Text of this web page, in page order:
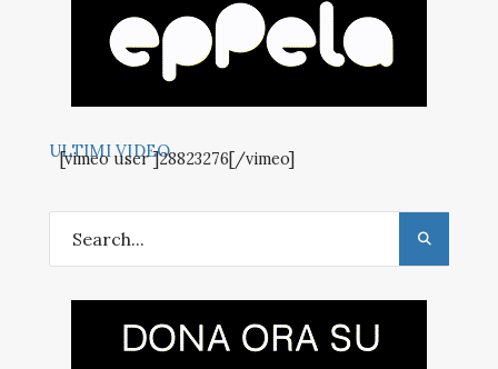
ULTIMI VIDEO
[vimeo user ]28823276[/vimeo]